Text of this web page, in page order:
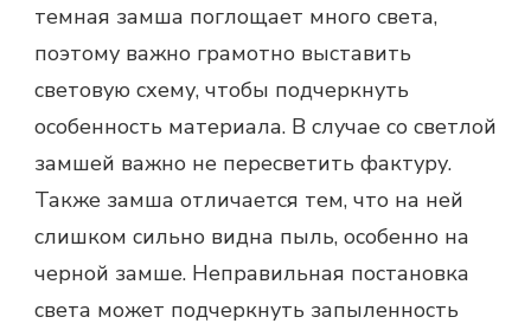
темная замша поглощает много света,
поэтому важно грамотно выставить
световую схему, чтобы подчеркнуть
особенность материала. В случае со светлой
замшей важно не пересветить фактуру.
Также замша отличается тем, что на ней
слишком сильно видна пыль, особенно на
черной замше. Неправильная постановка
света может подчеркнуть запыленность